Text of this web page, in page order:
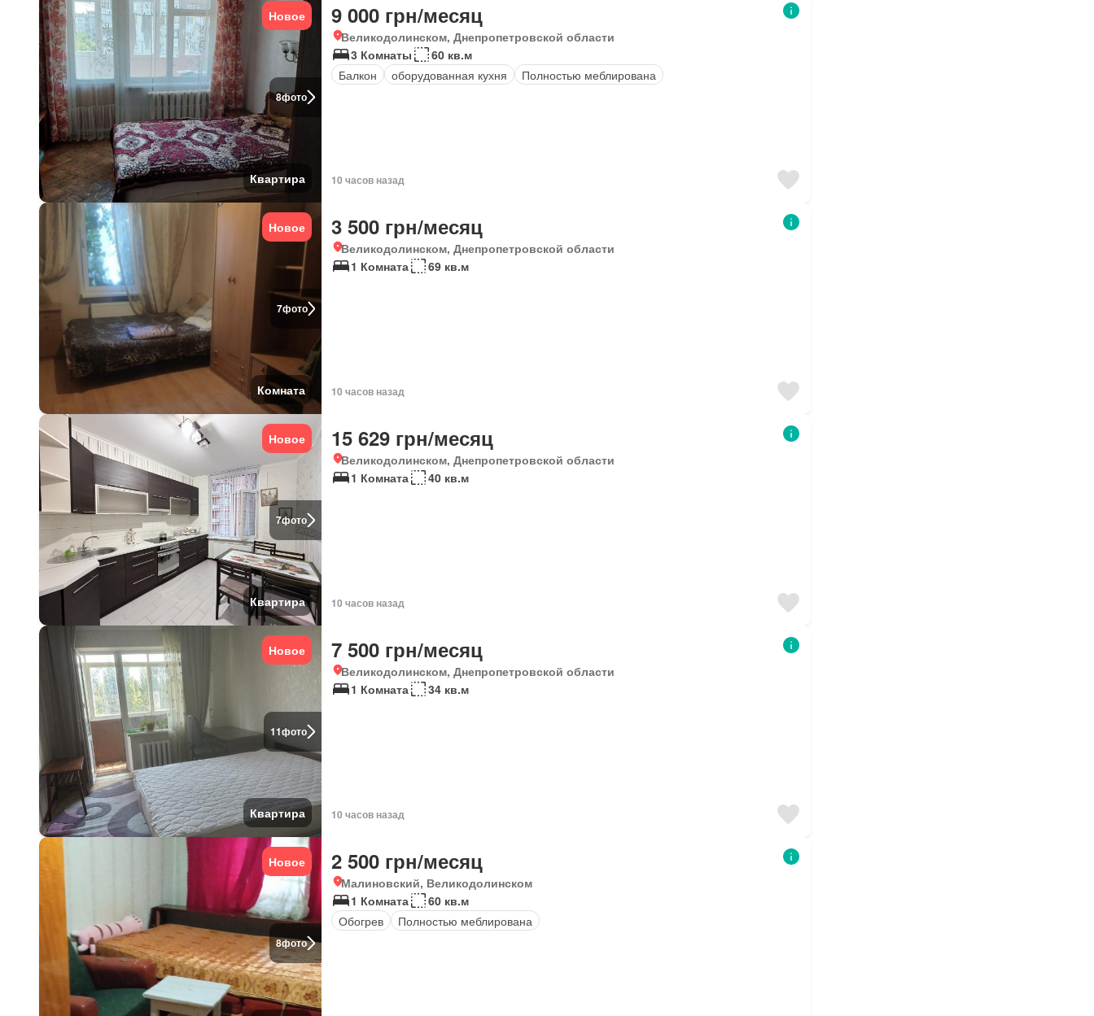
8фото
Новое
Квартира
9 000 грн/месяц
Великодолинском, Днепропетровской области
3 Комнаты
60 кв.м
Балкон
оборудованная кухня Полностью меблирована
10 часов назад
7фото
Новое
Комната
3 500 грн/месяц
Великодолинском, Днепропетровской области
1 Комната
69 кв.м
10 часов назад
7фото
Новое
Квартира
15 629 грн/месяц
Великодолинском, Днепропетровской области
1 Комната
40 кв.м
10 часов назад
11фото
Новое
Квартира
7 500 грн/месяц
Великодолинском, Днепропетровской области
1 Комната
34 кв.м
10 часов назад
8фото
Новое 2 500 грн/месяц
Малиновский, Великодолинском
1 Комната
60 кв.м
Обогрев
Полностью меблирована